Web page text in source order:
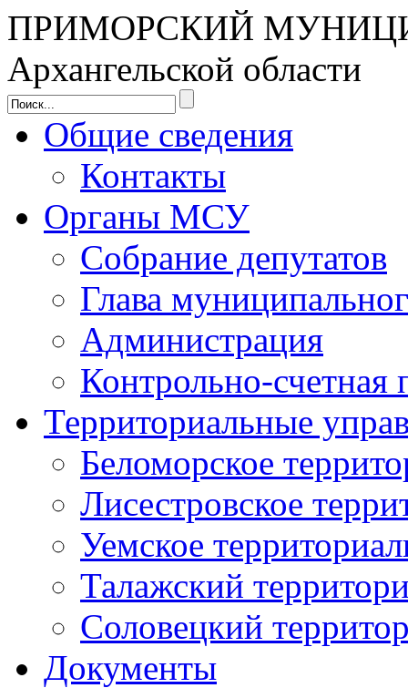
ПРИМОРСКИЙ
Архангельской области
Общие сведения
Контакты
Органы МСУ
Собрание депутатов
Глава
Администрация
Контрольно-счетная
Территориальные
Беломорское
Лисестровское
Уемское
Талажский
Соловецкий
Документы